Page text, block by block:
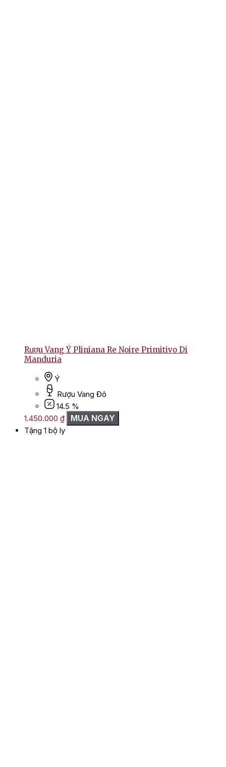
Rượu Vang Ý Pliniana Re Noire Primitivo Di
Manduria
Ý
Rượu Vang Đỏ
14.5 %
1.450.000 ₫ MUA NGAY
Tặng 1 bộ ly